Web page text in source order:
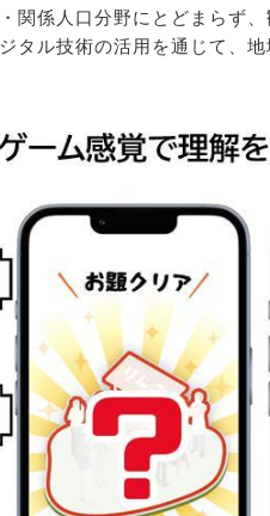
関係人口分野にとどまらず
タル技術の活用を通じて、